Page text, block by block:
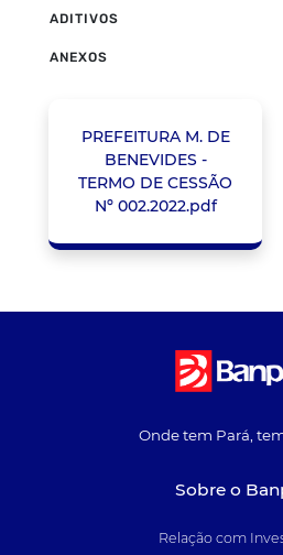
ADITIVOS
ANEXOS
PREFEITURA M. DE
BENEVIDES -
TERMO DE CESSÃO
Nº 002.2022.pdf
Onde tem Pará,
Sobre o
Relação com